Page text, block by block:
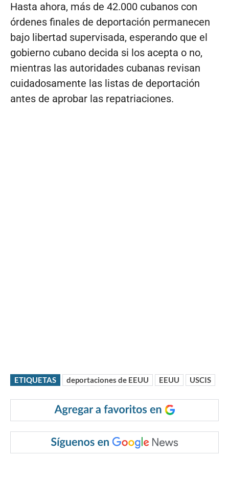
Hasta ahora, más de 42.000 cubanos con
órdenes finales de deportación permanecen
bajo libertad supervisada, esperando que el
gobierno cubano decida si los acepta o no,
mientras las autoridades cubanas revisan
cuidadosamente las listas de deportación
antes de aprobar las repatriaciones.
ETIQUETAS deportaciones de EEUU EEUU USCIS